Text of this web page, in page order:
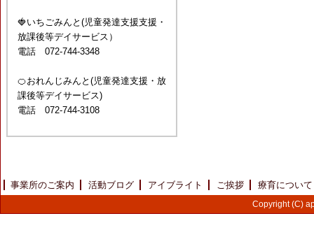
🍓いちごみんと(児童発達支援支援・
放課後等デイサービス）
電話 072-744-3348
🍊おれんじみんと(児童発達支援・放
課後等デイサービス)
電話 072-744-3108
事業所のご案内 活動ブログ アイブライト ご挨拶 療育について
Copyright (C)